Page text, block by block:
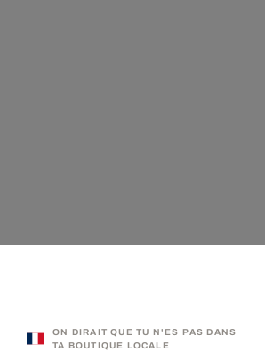
ON DIRAIT QUE TU N'ES PAS DANS
TA BOUTIQUE LOCALE